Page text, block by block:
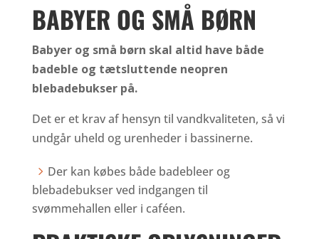
BABYER OG SMÅ BØRN
Babyer og små børn skal altid have både
badeble og tætsluttende neopren
blebadebukser på.
Det er et krav af hensyn til vandkvaliteten, så vi
undgår uheld og urenheder i bassinerne.
Der kan købes både badebleer og
blebadebukser ved indgangen til
svømmehallen eller i caféen.